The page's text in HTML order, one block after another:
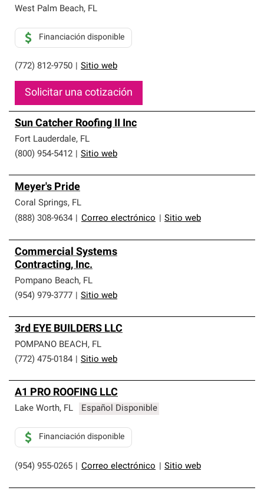
West Palm Beach, FL
(772) 812-9750 Sitio web
Financiación disponible
Solicitar una cotización
Sun Catcher Roofing II Inc
Fort Lauderdale, FL
(800) 954-5412
Sitio web
Meyer's Pride
Coral Springs, FL
(888) 308-9634
Correo electrónico Sitio web
Commercial Systems
Contracting, Inc.
Pompano Beach, FL
(954) 979-3777
Sitio web
3rd EYE BUILDERS LLC
POMPANO BEACH, FL
(772) 475-0184
Sitio web
A1 PRO ROOFING LLC
Lake Worth, FL Español Disponible
(954) 955-0265 Correo electrónico Sitio web
Financiación disponible